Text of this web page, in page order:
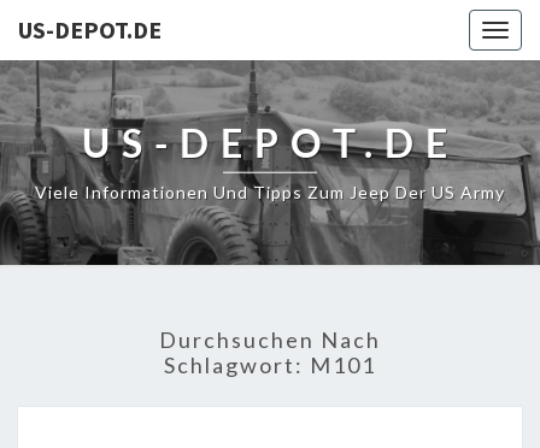
US-DEPOT.DE
US-DEPOT.DE
Viele Informationen Und Tipps Zum Jeep Der US Army
Durchsuchen Nach
Schlagwort: M101